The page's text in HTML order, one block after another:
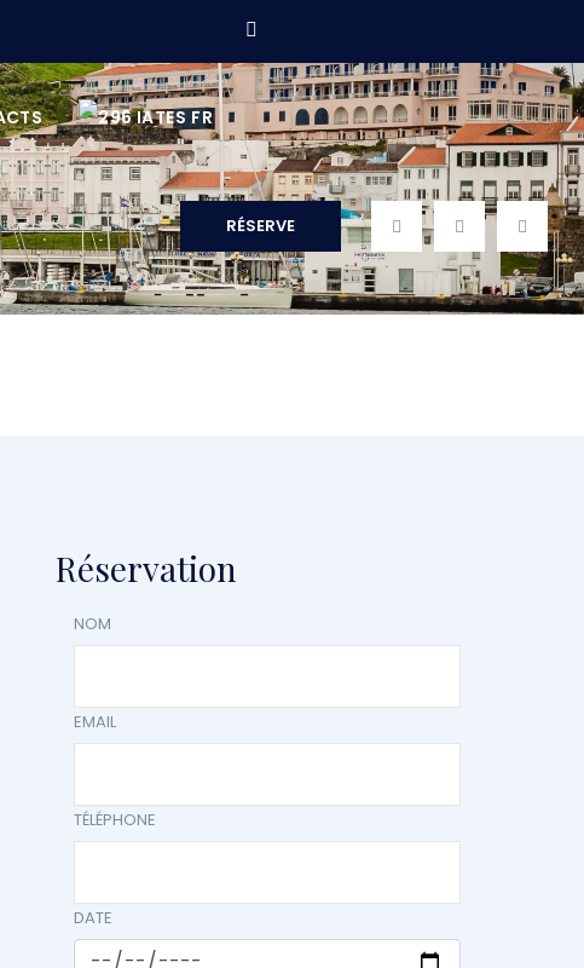
FR
RÉSERVE
Réservation
NOM
EMAIL
TÉLÉPHONE
DATE